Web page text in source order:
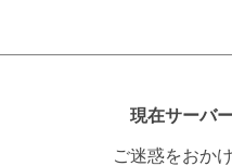
現在サーバ
ご迷惑をおか